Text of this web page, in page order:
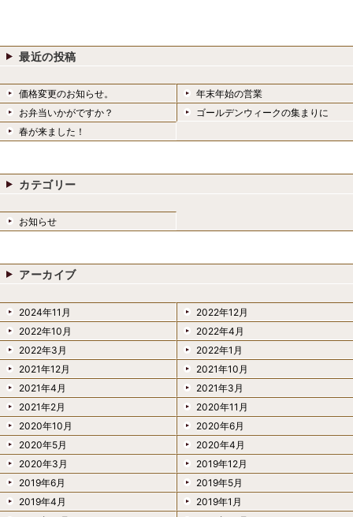
最近の投稿
価格変更のお知らせ。
年末年始の営業
お弁当いかがですか？
ゴールデンウィークの集まりに
春が来ました！
カテゴリー
お知らせ
アーカイブ
2024年11月
2022年12月
2022年10月
2022年4月
2022年3月
2022年1月
2021年12月
2021年10月
2021年4月
2021年3月
2021年2月
2020年11月
2020年10月
2020年6月
2020年5月
2020年4月
2020年3月
2019年12月
2019年6月
2019年5月
2019年4月
2019年1月